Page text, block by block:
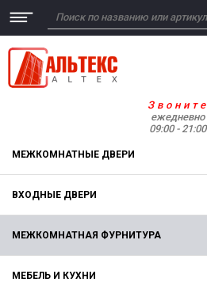
Звоните
ежедневно
09:00 - 21:00
МЕЖКОМНАТНЫЕ ДВЕРИ
ВХОДНЫЕ ДВЕРИ
МЕЖКОМНАТНАЯ ФУРНИТУРА
МЕБЕЛЬ И КУХНИ